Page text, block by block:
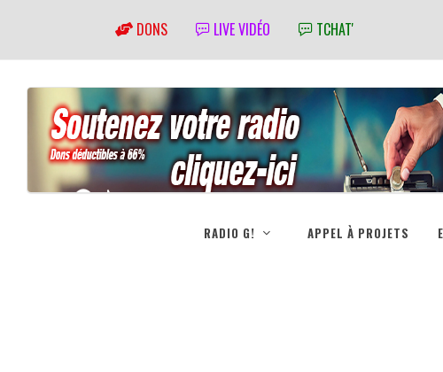
DONS LIVE VIDÉO TCHAT'
RADIO G! APPEL À PROJETS